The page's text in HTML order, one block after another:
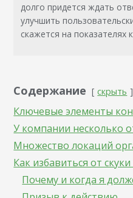
долго придется ждать
улучшить
скажется на показателях
Содержание скрыть
Ключевые элементы
У компании несколько
Множество локаций
Как избавиться от
Почему и когда я